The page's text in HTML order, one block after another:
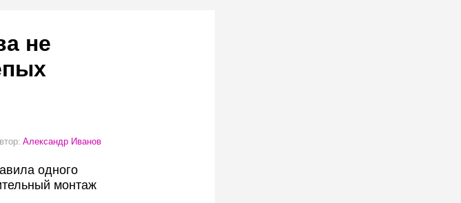
не
Александр Иванов
одного
монтаж